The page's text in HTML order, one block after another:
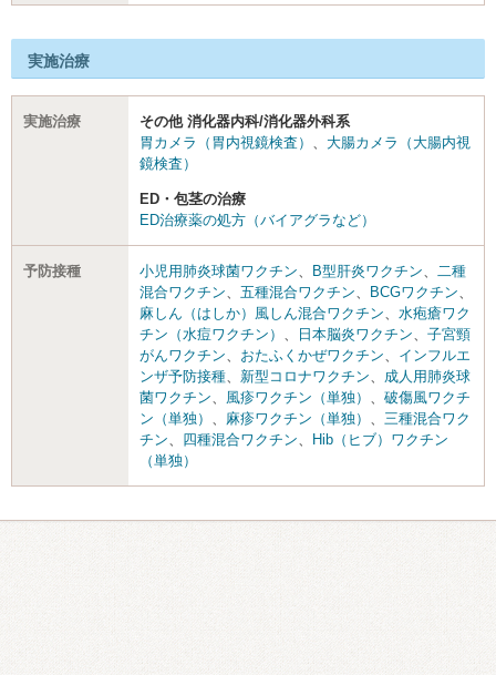
実施治療
実施治療
その他 消化器内科/消化器外科系
胃カメラ（胃内視鏡検査）
大腸カメラ（大腸内視
鏡検査）
ED・包茎の治療
ED治療薬の処方（バイアグラなど）
予防接種 小児用肺炎球菌ワクチン B型肝炎ワクチン
二種
混合ワクチン
五種混合ワクチン BCGワクチン
麻しん（はしか）風しん混合ワクチン
水疱瘡ワク
チン（水痘ワクチン）
日本脳炎ワクチン
子宮頸
がんワクチン
おたふくかぜワクチン
インフルエ
ンザ予防接種
新型コロナワクチン
成人用肺炎球
菌ワクチン
風疹ワクチン（単独）
破傷風ワクチ
ン（単独）
麻疹ワクチン（単独）
三種混合ワク
チン
四種混合ワクチン
Hib（ヒブ）ワクチン
（単独）